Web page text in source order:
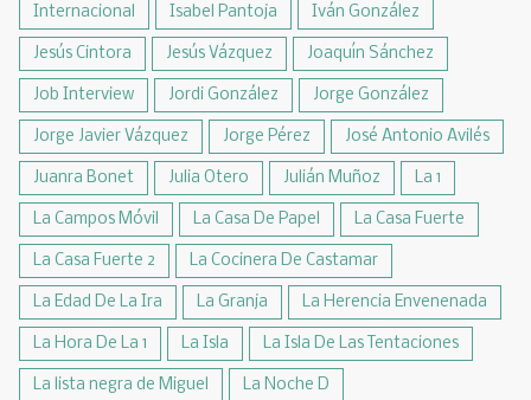
Internacional Isabel Pantoja Iván González
Jesús Cintora Jesús Vázquez Joaquín Sánchez
Job Interview Jordi González Jorge González
Jorge Javier Vázquez Jorge Pérez José Antonio Avilés
Juanra Bonet Julia Otero Julián Muñoz La 1
La Campos Móvil La Casa De Papel La Casa Fuerte
La Casa Fuerte 2 La Cocinera De Castamar
La Edad De La Ira La Granja La Herencia Envenenada
La Hora De La 1 La Isla La Isla De Las Tentaciones
La lista negra de Miguel La Noche D